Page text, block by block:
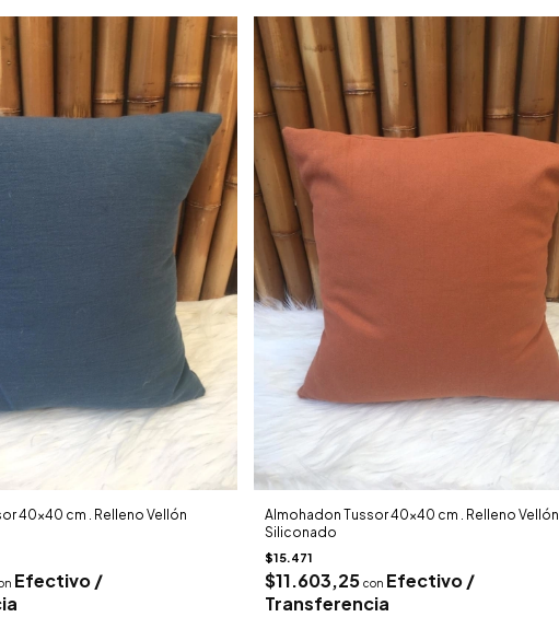
40x40 cm . Relleno Vellón
Efectivo /
Almohadon Tussor 40x40 cm . Relleno Vellón
Siliconado
$15.471
$11.603,25 con Efectivo /
Transferencia